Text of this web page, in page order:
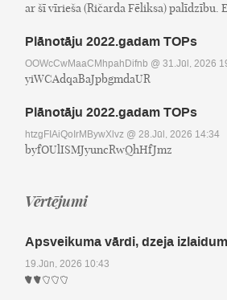
ar šī vīrieša (Ričarda Fēliksa) palīdzību.
Plānotāju 2022.gadam TOPs
OOWcCwMaaCMhpahDifnb @ 31.Jūl, 2026
yiWCAdqaBaJpbgmdaUR
Plānotāju 2022.gadam TOPs
htzgFIAiQoIrMBywXlvz @ 28.Jūl, 2026 14:34
byfOUlISMJyuncRwQhHfJmz
Vērtējumi
Apsveikuma vārdi, dzeja
19.Jūn, 2026 10:43